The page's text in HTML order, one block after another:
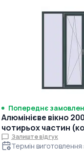
Попереднє
Алюмінієве вікно
чотирьох частин
Залиште відгук
Термін виготовлення: